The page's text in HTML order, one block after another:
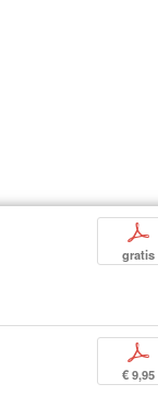
p
gratis
p
€ 9,95